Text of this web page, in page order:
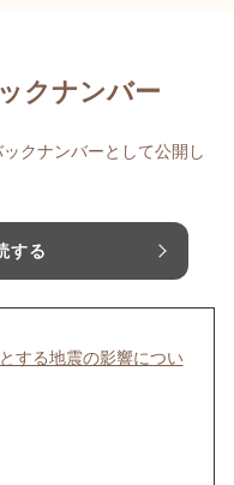
クナンバー
クナンバーとして公開し
する
する地震の影響につい